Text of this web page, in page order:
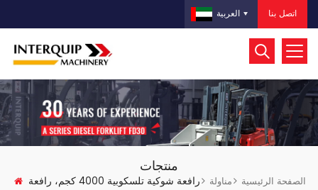
اتصل بنا العربية
منتجات
الصفحة الرئيسية مناولة
رافعة شوكية تلسكوبية 4000 كجم، رافعة